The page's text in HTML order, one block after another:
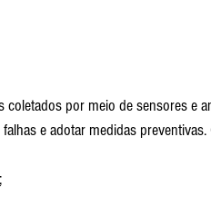
por meio de sensores e
e adotar medidas